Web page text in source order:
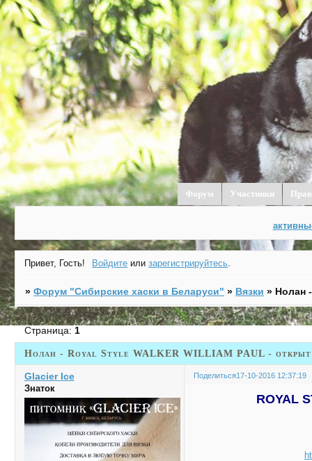
Форум Участники
Привет, Гость! Войдите илизарегистрируйтесь.
»Форум "Cибирские хаски в Беларуси" » Вязки » Нолан
Нолан - Royal Style WALKER WILLIAM PAUL - открыт
Страница: 1
Поделиться17-10-2016 12:37:19
Glacier Ice
Знаток
ROYAL